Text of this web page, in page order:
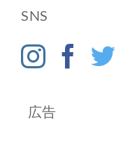
イ
ブ
SNS
広告